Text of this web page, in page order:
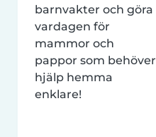
barnvakter och göra
vardagen för
mammor och
pappor som behöver
hjälp hemma
enklare!